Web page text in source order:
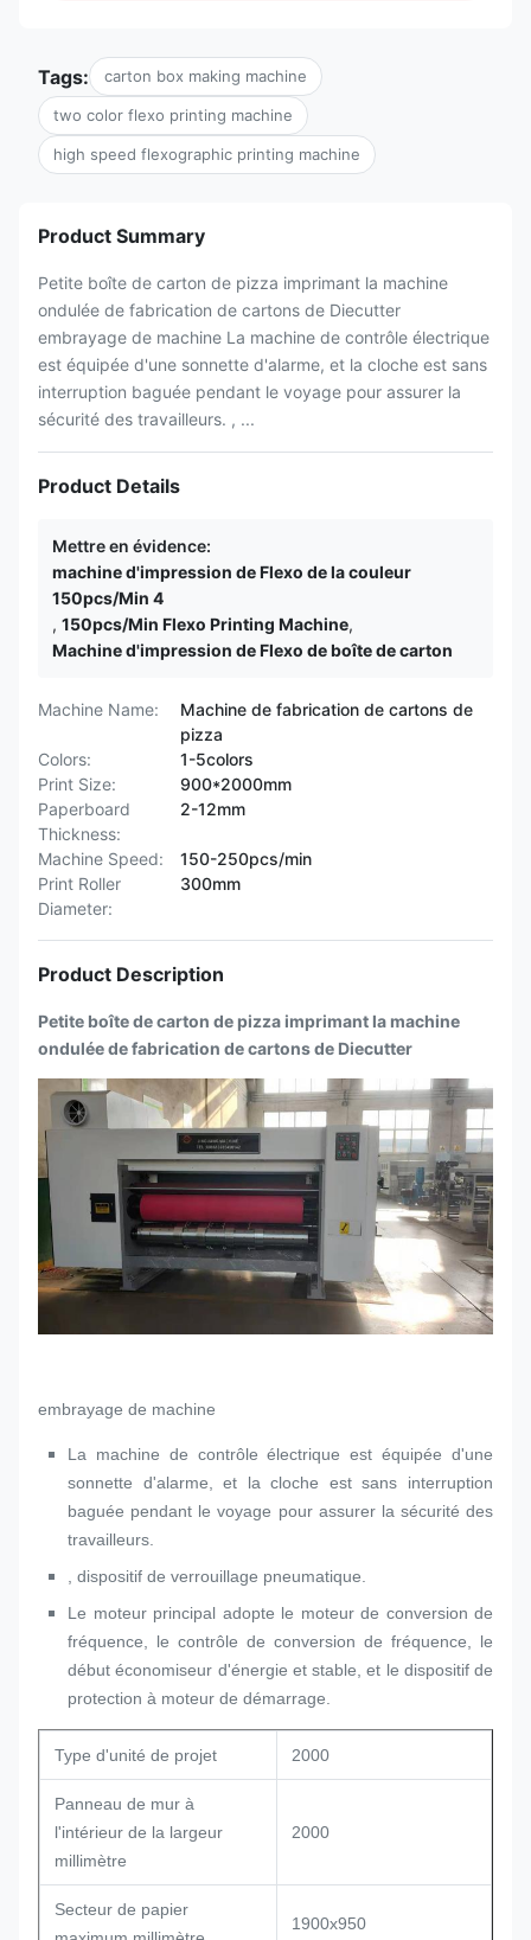
Tags: carton box making machine
two color flexo printing machine
high speed flexographic printing machine
Product Summary
Petite boîte de carton de pizza imprimant la machine
ondulée de fabrication de cartons de Diecutter
embrayage de machine La machine de contrôle électrique
est équipée d'une sonnette d'alarme, et la cloche est sans
interruption baguée pendant le voyage pour assurer la
sécurité des travailleurs. , ...
Product Details
Mettre en évidence:
machine d'impression de Flexo de la couleur
150pcs/Min 4
, 150pcs/Min Flexo Printing Machine,
Machine d'impression de Flexo de boîte de carton
Machine Name:
Machine de fabrication de cartons de
pizza
Colors:
1-5colors
Print Size:
900*2000mm
Paperboard
Thickness:
2-12mm
Machine Speed:
150-250pcs/min
Print Roller
Diameter:
300mm
Product Description
Petite boîte de carton de pizza imprimant la machine
ondulée de fabrication de cartons de Diecutter
embrayage de machine
La machine de contrôle électrique est équipée d'une
sonnette d'alarme, et la cloche est sans interruption
baguée pendant le voyage pour assurer la sécurité des
travailleurs.
, dispositif de verrouillage pneumatique.
Le moteur principal adopte le moteur de conversion de
fréquence, le contrôle de conversion de fréquence, le
début économiseur d'énergie et stable, et le dispositif de
protection à moteur de démarrage.
Type d'unité de projet 2000
Panneau de mur à
l'intérieur de la largeur
millimètre
2000
Secteur de papier
1900x950